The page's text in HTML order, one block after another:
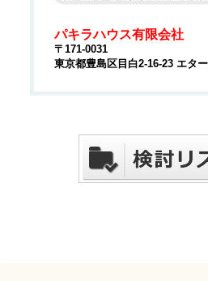
パキラハウス有限会社
〒171-0031
東京都豊島区目白2-16-23 エタ